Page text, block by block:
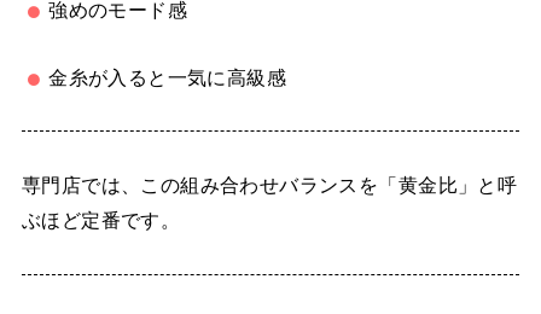
強めのモード感
金糸が入ると一気に高級感
専門店では、この組み合わせバランスを「黄金比」と呼
ぶほど定番です。